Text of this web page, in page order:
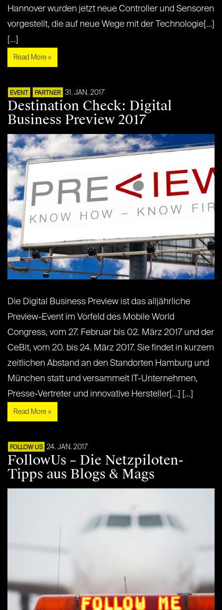
Hannover wurden jetzt neue Controller und Sensoren
vorgestellt, die auf neue Wege mit der Technologie[...]
[...]
Read More »
EVENT PARTNER 31. JAN. 2017
Destination Check: Digital
Business Preview 2017
Die Digital Business Preview ist das alljährliche
Preview-Event im Vorfeld des Mobile World
Congress, vom 27. Februar bis 02. März 2017 und der
CeBit, vom 20. bis 24. März 2017. Sie findet in kurzem
zeitlichen Abstand an den Standorten Hamburg und
München statt und versammelt IT-Unternehmen,
Presse-Vertreter und innovative Hersteller[...] [...]
Read More »
FOLLOW US 24. JAN. 2017
FollowUs – Die Netzpiloten-
Tipps aus Blogs & Mags